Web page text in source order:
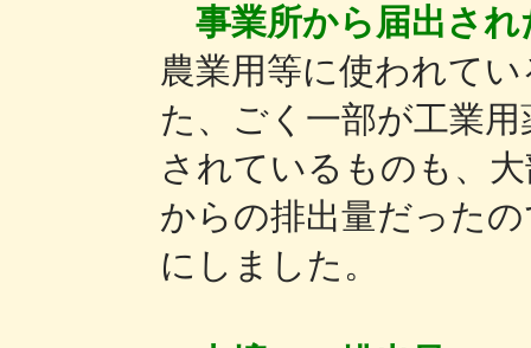
事業所から届出さ
農業用等に使われて
た、ごく一部が工業
されているものも、
からの排出量だった
にしました。